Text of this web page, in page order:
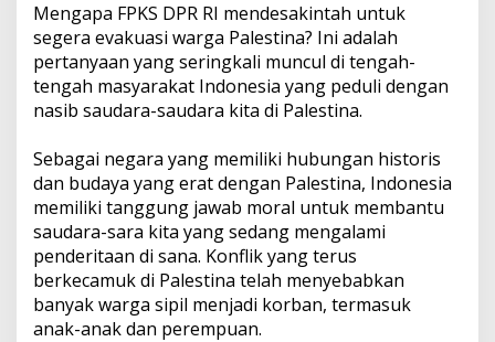
Mengapa FPKS DPR RI mendesakintah untuk
segera evakuasi warga Palestina? Ini adalah
pertanyaan yang seringkali muncul di tengah-
tengah masyarakat Indonesia yang peduli dengan
nasib saudara-saudara kita di Palestina.
Sebagai negara yang memiliki hubungan historis
dan budaya yang erat dengan Palestina, Indonesia
memiliki tanggung jawab moral untuk membantu
saudara-sara kita yang sedang mengalami
penderitaan di sana. Konflik yang terus
berkecamuk di Palestina telah menyebabkan
banyak warga sipil menjadi korban, termasuk
anak-anak dan perempuan.